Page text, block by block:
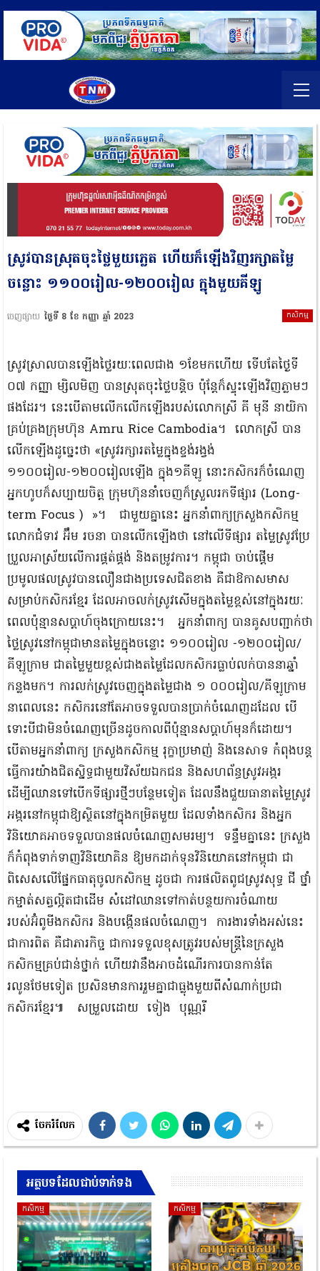
ស្រូវបានស្រុតចុះថ្លៃមួយភ្លេត ហើយក៏ឡើងវិញរក្សាតម្លៃ
ចន្លោះ ១១០០រៀល-១២០០រៀល ក្នុងមួយគីឡូ
កសិកម្ម
ចេញផ្សាយ ថ្ងៃទី 8 ខែ កញ្ញា ឆ្នាំ 2023
ស្រូវស្រាលបានឡើងថ្លៃរយៈពេលជាង ១ខែមកហើយ ទើបតែថ្ងៃទី
០៧ កញ្ញា ម្សិលមិញ បានស្រុតចុះថ្លៃបន្តិច ប៉ុន្តែក៏ស្ទុះឡើងវិញភ្លាមៗ
ផងដែរ។ នេះបើតាមលើកលើកឡើងរបស់លោកស្រី គី មុនី នាយិកា
គ្រប់គ្រងក្រុមហ៊ុន Amru Rice Cambodia។ លោកស្រី បាន
លើកឡើងដូច្នេះថា «ស្រូវរក្សារតម្លៃក្នុងខ្ទង់រង្វង់
១១០០រៀល-១២០០រៀលឡើង ក្នុង១គីឡូ នោះកសិករក៏ចំណេញ
អ្នកហូបក៏សប្បាយចិត្ត ក្រុមហ៊ុននាំចេញក៏ស្រួលរកទីផ្សារ (Long-
term Focus ) »។ ជាមួយគ្នានេះ អ្នកនាំពាក្យក្រសួងកសិកម្ម
លោកជំទាវ អ៊ឹម រចនា បានលើកឡើងថា នៅលើទីផ្សារ តម្លៃស្រូវប្រែ
ប្រួល​អាស្រ័យលើការផ្គត់ផ្គង់ និងតម្រូវការ។ កម្ពុជា ចាប់ផ្ដើម
ប្រមូលផលស្រូវបានលឿនជាងប្រទេសជិតខាង គឺជា​ឱកាស​មាស​
សម្រាប់កសិករខ្មែរ ដែលអាចលក់ស្រូវសើមក្នុងតម្លៃខ្ពស់នៅក្នុងរយៈ
ពេលប៉ុន្មានសប្ដាហ៍ចុងក្រោយនេះ។ អ្នកនាំពាក្យ បានគូសបញ្ជាក់ថា
ថ្លៃស្រូវនៅកម្ពុជាមានតម្លៃក្នុងចន្លោះ ១១០០រៀល -១២០០រៀល/
គីឡូក្រាម ជាតម្លៃមួយខ្ពស់ជាងតម្លៃដែលកសិករធ្លាប់លក់បាននាឆ្នាំ
កន្លងមក។ ការលក់ស្រូវចេញក្នុងតម្លៃជាង ១ ០០០រៀល​/គីឡូក្រាម
នាពេលនេះ កសិករនៅតែអាចទទួលបានប្រាក់ចំណេញដដែល បើ
ទោះបីជាមិន​ចំណេញ​ច្រើនដូច​កាលពីប៉ុន្មានសប្ដាហ៍មុនក៏ដោយ។
បើតាមអ្នកនាំពាក្យ ក្រសួងកសិកម្ម រុក្ខាប្រមាញ់ និងនេសាទ កំពុងបន្ត
ធ្វើការយ៉ាងជិតស្និទ្ធជាមួយវិស័យឯកជន និងសហព័ន្ធស្រូវអង្ករ
ដើម្បីឈានទៅបើកទីផ្សារថ្មីៗបន្ថែមទៀត ដែលនឹងជួយធានាតម្លៃស្រូវ
អង្ករ​នៅកម្ពុជាឱ្យស្ថិត​នៅក្នុងកម្រិតមួយ ដែលទាំងកសិករ និងអ្នក
វិនិយោគអាចទទួលបានផលចំណេញសមរម្យ។ ទន្ទឹមគ្នានេះ ក្រសួង
ក៏កំពុងទាក់ទាញវិនិយោគិន ឱ្យមកដាក់ទុនវិនិយោគនៅកម្ពុជា ជា
ពិសេសលើផ្នែកធាតុចូលកសិកម្ម ដូចជា ការផលិតពូជស្រូវសុទ្ធ ជី ថ្នាំ
កម្ចាត់សត្វល្អិតជាដើម សំដៅឈានទៅកាត់បន្ថយការចំណាយ
របស់អ៊ំពូមីងកសិករ និងបង្កើនផលចំណេញ។ ការងារទាំងអស់នេះ
ជាការពិត គឺជាភារកិច្ច ជាការទទួលខុសត្រូវរបស់មន្ដ្រីនៃក្រសួង
កសិកម្មគ្រប់ជាន់ថ្នាក់ ហើយវានឹង​អាចដំណើរការបានកាន់តែ
រលូនថែមទៀត ប្រសិនមានការរួមគ្នាជាធ្លុងមួយពីសំណាក់ប្រជា
កសិករខ្មែរ៕ សម្រួលដោយ ទៀង បុណ្ណរី
ចែករំលែក
អត្ថបទដែលជាប់ទាក់ទង
កសិកម្ម កសិកម្ម